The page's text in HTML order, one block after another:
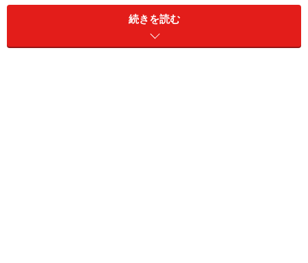
注目されるようになってきています。
GSR750は欧州にて2011年から販売され、2013年3月に
続きを読む